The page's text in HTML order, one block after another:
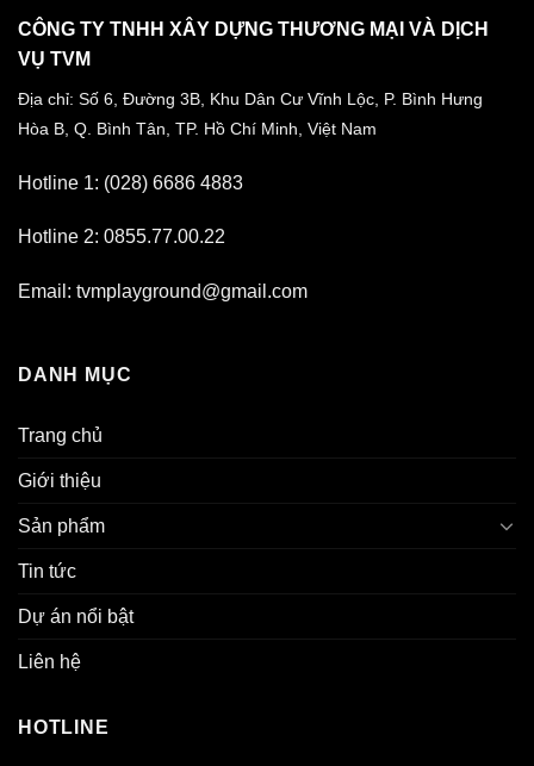
CÔNG TY TNHH XÂY DỰNG THƯƠNG MẠI VÀ DỊCH
VỤ TVM
Địa chỉ: Số 6, Đường 3B, Khu Dân Cư Vĩnh Lộc, P. Bình Hưng
Hòa B, Q. Bình Tân, TP. Hồ Chí Minh, Việt Nam
Hotline 1: (028) 6686 4883
Hotline 2: 0855.77.00.22
Email: tvmplayground@gmail.com
DANH MỤC
Trang chủ
Giới thiệu
Sản phẩm
Tin tức
Dự án nổi bật
Liên hệ
HOTLINE